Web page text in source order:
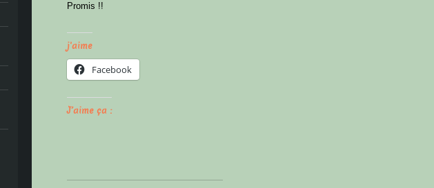
Promis !!
j'aime
Facebook
J’aime ça :